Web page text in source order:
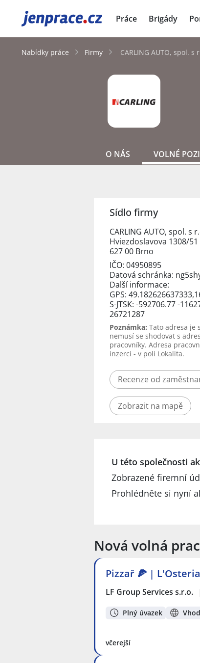
JenPráce.cz Práce Brigády
Nabídky práce Firmy CARLING AUTO, spol. s
O NÁS VOLNÉ
Sídlo firmy
CARLING AUTO, spol. s
Hviezdoslavova 1308/51
627 00 Brno
IČO: 04950895
Datová schránka:
Další informace:
GPS:
S-JTSK: -592706.77 -
26721287
Poznámka: Tato adresa je
nemusí se shodovat s
pracovníky. Adresa
inzerci - v poli Lokalita.
Recenze od
Zobrazit na mapě
U této společnosti
Zobrazené firemní
Prohlédněte si nyní
Nová volná
Pizzař 🍕 |
LF Group Services s.r.o. |
Plný úvazek
včerejší